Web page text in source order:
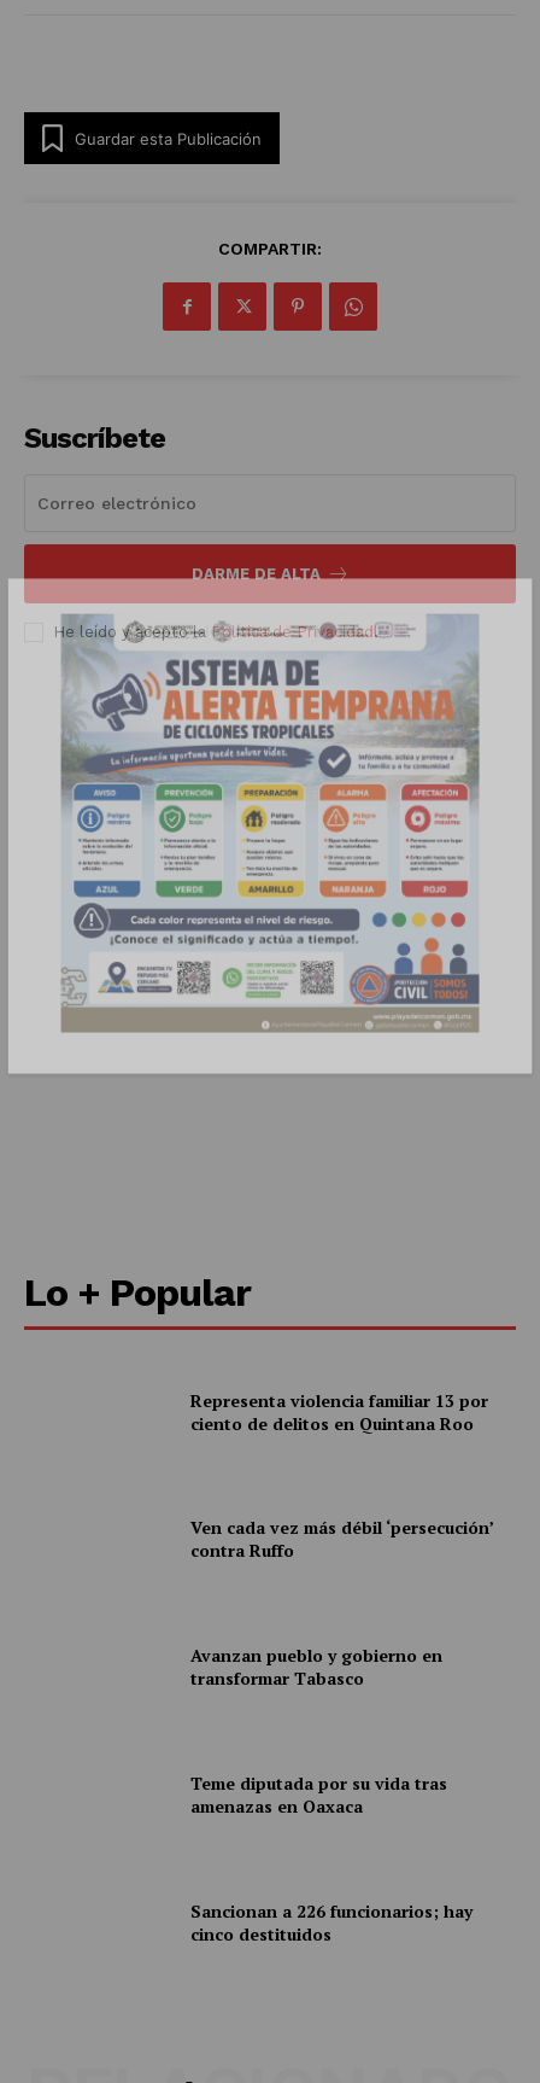
SUSCRÍBETE AHORA
Empresa
Nosotros
Guardar esta Publicación
COMPARTIR:
Suscríbete
DARME DE ALTA
He leído y acepto la Política de Privacidad .
Lo + Popular
Representa violencia familiar 13 por
ciento de delitos en Quintana Roo
Ven cada vez más débil ‘persecución’
contra Ruffo
Avanzan pueblo y gobierno en
transformar Tabasco
Teme diputada por su vida tras
amenazas en Oaxaca
Sancionan a 226 funcionarios; hay
cinco destituidos